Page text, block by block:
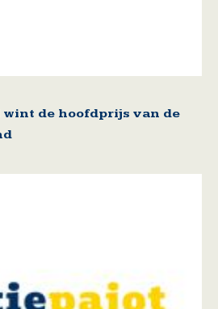
wint de hoofdprijs van de